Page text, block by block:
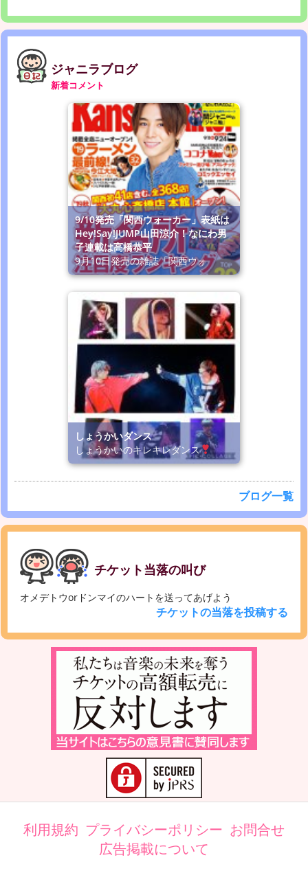
ジャニラブログ
新着コメント
9/10発売「関西ウォーカー」表紙は
Hey!Say!JUMP山田涼介！なにわ男
子連載は高橋恭平
9月10日発売の雑誌「関西ウォ
しょうかいダンス
しょうかいのキレキレダンス
ブログ一覧
チケット当落の叫び
オメデトウorドンマイのハートを送ってあげよう
チケットの当落を投稿する
利用規約 プライバシーポリシー お問合せ
広告掲載について